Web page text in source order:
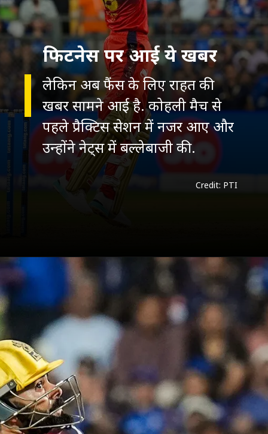
फिटनेस पर आई ये खबर
लेकिन अब फैंस के लिए राहत की
खबर सामने आई है. कोहली मैच से
पहले प्रैक्टिस सेशन में नजर आए और
उन्होंने नेट्स में बल्लेबाजी की.
Credit: PTI